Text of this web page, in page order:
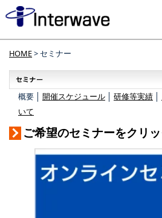
HOME> セミナー
概要 │ 開催スケジュール 研修等実績
いて
ご希望のセミナーをクリ